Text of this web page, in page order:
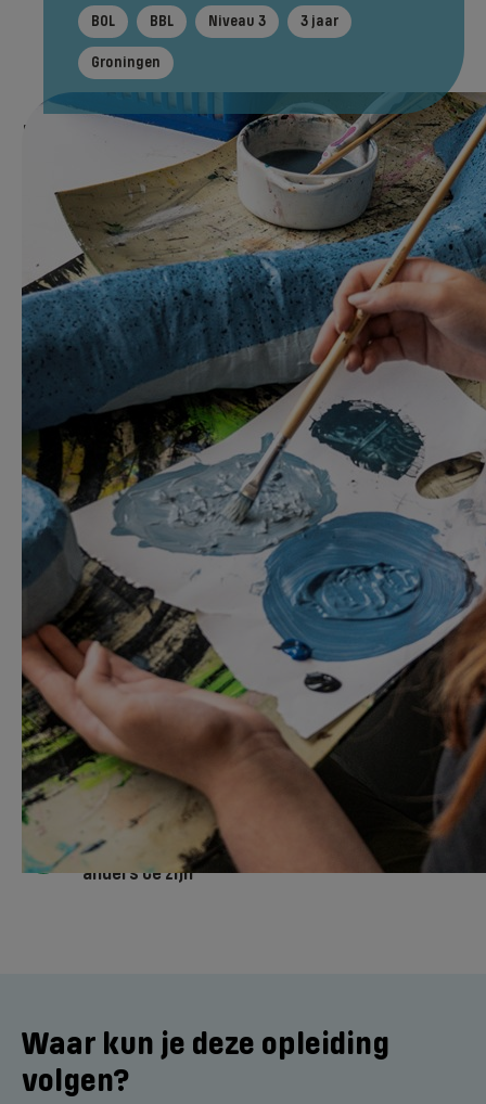
BOL BBL Niveau 3 3 jaar
Groningen
In het kort Tijdens je opleiding Na je
Direct aanmelden
Jij wilt mensen blij maken met jouw mooie
creaties. Doordat je een trendsetter bent
met een eigen stijl, springen jouw creaties
eruit. Ze kunnen ieder huis, kantoor of
evenement opfleuren! Bij Terra leer je alles
over trends, bloemen en planten, interieur
en vormgeving.
Je bent creatief en werkt graag met mooie,
natuurlijke materialen
Je werkt graag met én voor mensen
Je probeert graag nieuwe dingen uit en durft
anders te zijn
Waar kun je deze opleiding
volgen?